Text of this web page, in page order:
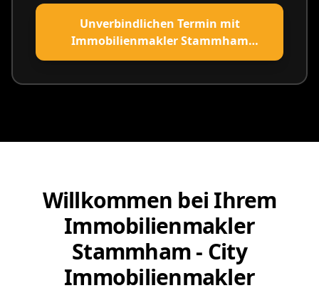
Unverbindlichen Termin mit
Immobilienmakler Stammham
vereinbaren
Willkommen bei Ihrem
Immobilienmakler
Stammham - City
Immobilienmakler